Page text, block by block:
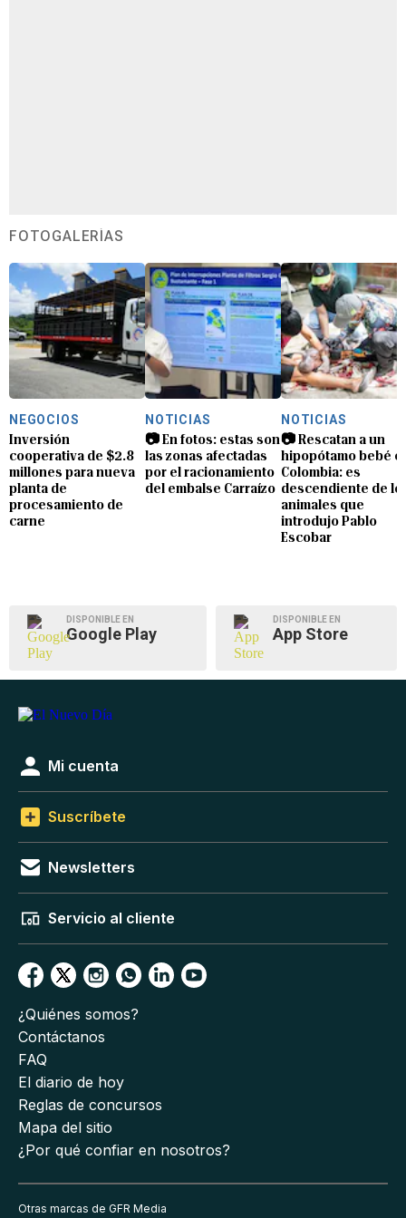
FOTOGALERÍAS
NEGOCIOS
Inversión
cooperativa de $2.8
millones para nueva
planta de
procesamiento de
carne
NOTICIAS
📷 En fotos: estas son
las zonas afectadas
por el racionamiento
del embalse Carraízo
NOTICIAS
📷 Rescatan a un
hipopótamo bebé
Colombia: es
descendiente de
animales que
introdujo Pablo
Escobar
DISPONIBLE EN
Google Play
DISPONIBLE EN
App Store
Mi cuenta
Suscríbete
Newsletters
Servicio al cliente
¿Quiénes somos?
Contáctanos
FAQ
El diario de hoy
Reglas de concursos
Mapa del sitio
¿Por qué confiar en nosotros?
Otras marcas de GFR Media